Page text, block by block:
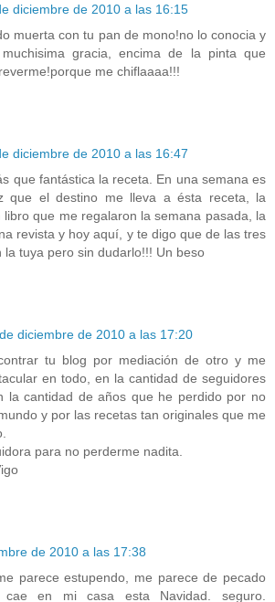
diciembre de 2010 a las 16:15
muerta con tu pan de mono!no lo conocia y
gracia, encima de la pinta que
me chiflaaaa!!!
diciembre de 2010 a las 16:47
que fantástica la receta. En una semana es
que el destino me lleva a ésta receta, la
libro que me regalaron la semana pasada, la
revista y hoy aquí, y te digo que de las tres
la tuya pero sin dudarlo!!! Un beso
diciembre de 2010 a las 17:20
tu blog por mediación de otro y me
en todo, en la cantidad de seguidores
la cantidad de años que he perdido por no
y por las recetas tan originales que me
para no perderme nadita.
de 2010 a las 17:38
parece estupendo, me parece de pecado
cae en mi casa esta Navidad. seguro.